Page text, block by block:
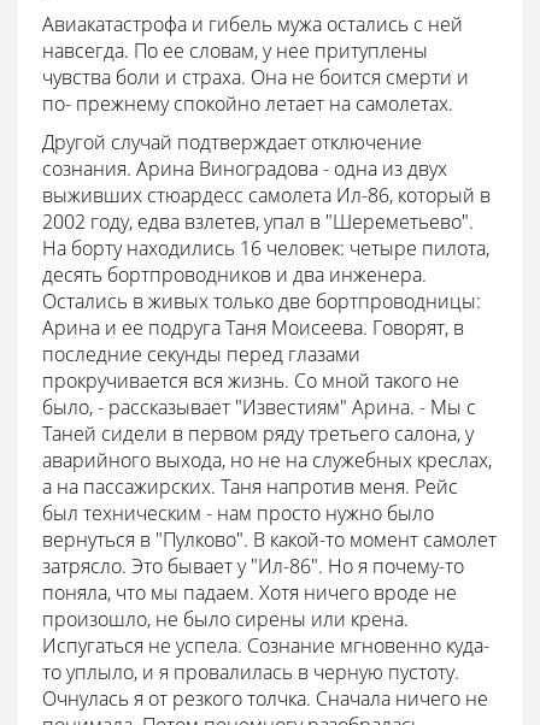
Авиакатастрофа и гибель мужа остались с ней
навсегда. По ее словам, у нее притуплены
чувства боли и страха. Она не боится смерти и
по- прежнему спокойно летает на самолетах.
Другой случай подтверждает отключение
сознания. Арина Виноградова - одна из двух
выживших стюардесс самолета Ил-86, который в
2002 году, едва взлетев, упал в "Шереметьево".
На борту находились 16 человек: четыре пилота,
десять бортпроводников и два инженера.
Остались в живых только две бортпроводницы:
Арина и ее подруга Таня Моисеева. Говорят, в
последние секунды перед глазами
прокручивается вся жизнь. Со мной такого не
было, - рассказывает "Известиям" Арина. - Мы с
Таней сидели в первом ряду третьего салона, у
аварийного выхода, но не на служебных креслах,
а на пассажирских. Таня напротив меня. Рейс
был техническим - нам просто нужно было
вернуться в "Пулково". В какой-то момент самолет
затрясло. Это бывает у "Ил-86". Но я почему-то
поняла, что мы падаем. Хотя ничего вроде не
произошло, не было сирены или крена.
Испугаться не успела. Сознание мгновенно куда-
то уплыло, и я провалилась в черную пустоту.
Очнулась я от резкого толчка. Сначала ничего не